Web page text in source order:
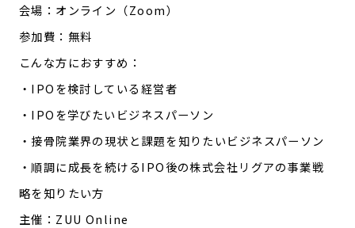
会場：オンライン（Zoom）
参加費：無料
こんな方におすすめ：
・IPOを検討している経営者
・IPOを学びたいビジネスパーソン
・接骨院業界の現状と課題を知りたいビジネスパーソン
・順調に成長を続けるIPO後の株式会社リグアの事業戦
略を知りたい方
主催：ZUU Online